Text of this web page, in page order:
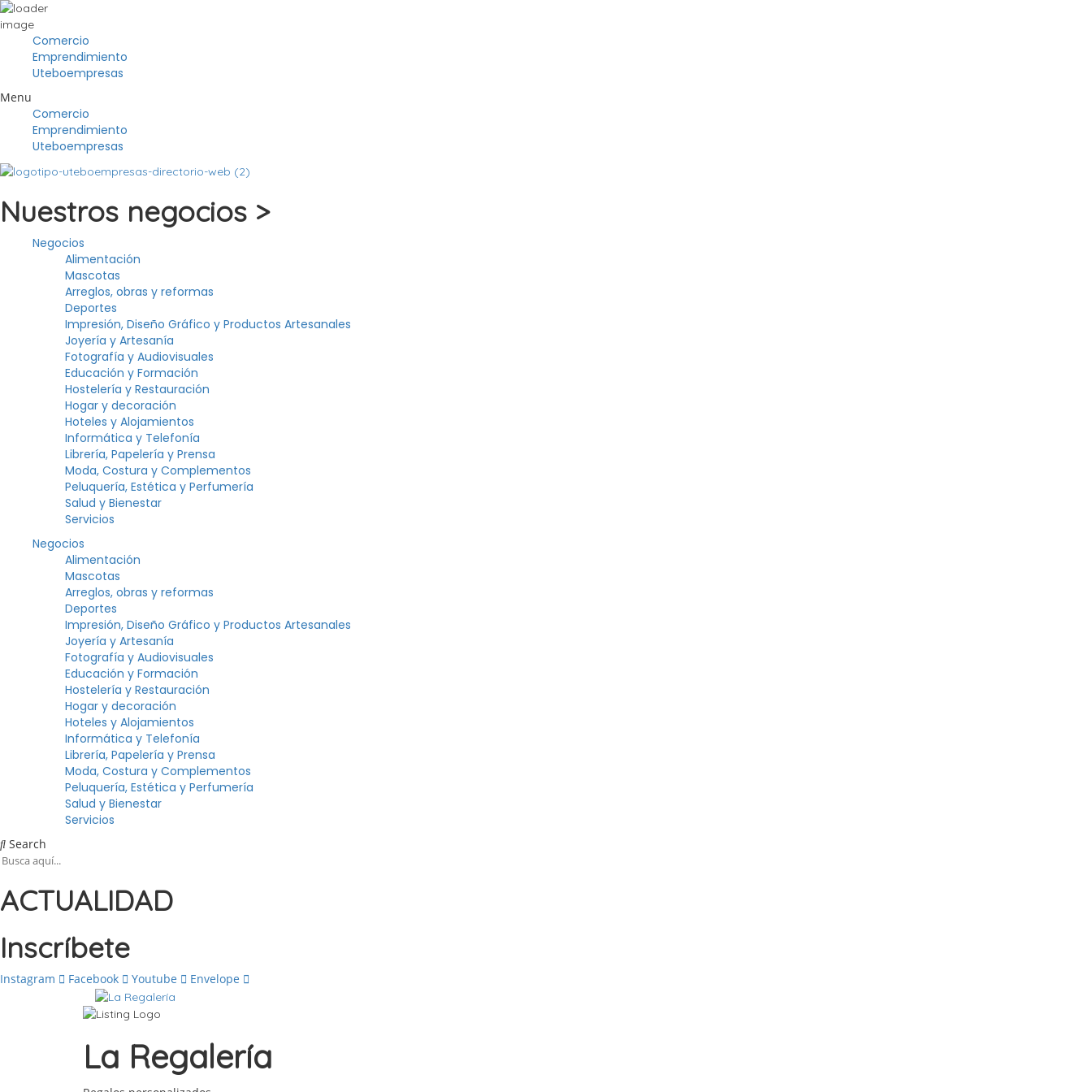
Comercio
Emprendimiento
Uteboempresas
Menu
Comercio
Emprendimiento
Uteboempresas
Nuestros negocios >
Negocios
Alimentación
Mascotas
Arreglos, obras y reformas
Deportes
Impresión, Diseño Gráfico y Productos Artesanales
Joyería y Artesanía
Fotografía y Audiovisuales
Educación y Formación
Hostelería y Restauración
Hogar y decoración
Hoteles y Alojamientos
Informática y Telefonía
Librería, Papelería y Prensa
Moda, Costura y Complementos
Peluquería, Estética y Perfumería
Salud y Bienestar
Servicios
Negocios
Alimentación
Mascotas
Arreglos, obras y reformas
Deportes
Impresión, Diseño Gráfico y Productos Artesanales
Joyería y Artesanía
Fotografía y Audiovisuales
Educación y Formación
Hostelería y Restauración
Hogar y decoración
Hoteles y Alojamientos
Informática y Telefonía
Librería, Papelería y Prensa
Moda, Costura y Complementos
Peluquería, Estética y Perfumería
Salud y Bienestar
Servicios
Search
ACTUALIDAD
Inscríbete
Instagram Facebook Youtube Envelope
La Regalería